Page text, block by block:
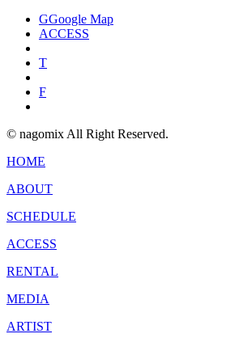
GGoogle Map
ACCESS
T
F
© nagomix All Right Reserved.
HOME
ABOUT
SCHEDULE
ACCESS
RENTAL
MEDIA
ARTIST